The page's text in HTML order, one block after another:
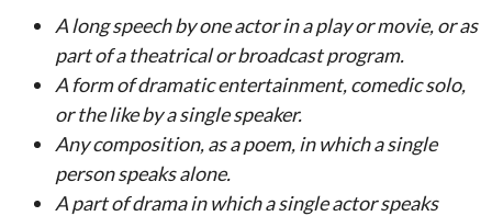
A long speech by one actor in a play or movie, or as
part of a theatrical or broadcast program.
A form of dramatic entertainment, comedic solo,
or the like by a single speaker.
Any composition, as a poem, in which a single
person speaks alone.
A part of drama in which a single actor speaks